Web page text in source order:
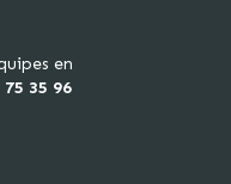
en
75 35 96